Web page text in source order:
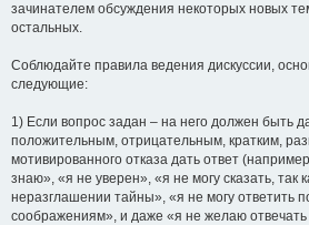
зачинателем обсуждения некоторых новых
остальных.
Соблюдайте правила ведения дискуссии,
следующие:
1) Если вопрос задан – на него должен быть
положительным, отрицательным, кратким,
мотивированного отказа дать ответ
знаю», «я не уверен», «я не могу сказать, так
неразглашении тайны», «я не могу ответить
соображениям», и даже «я не желаю отвечать